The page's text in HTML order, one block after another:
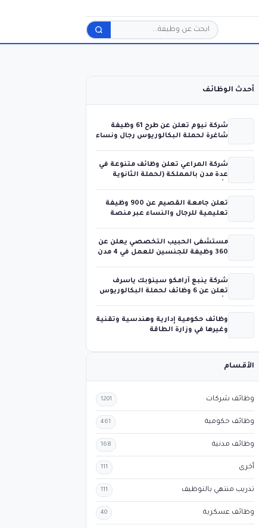
أحدث الوظائف
شركة نيوم تعلن عن طرح 61 وظيفة
شاغرة لحملة البكالوريوس رجال ونساء
شركة المراعي تعلن وظائف متنوعة في
عدة مدن بالمملكة (لحملة الثانوية
تعلن جامعة القصيم عن 900 وظيفة
تعليمية للرجال والنساء عبر منصة
مستشفى الحبيب التخصصي يعلن عن
360 وظيفة للجنسين للعمل في 4 مدن
شركة ينبع أرامكو سينوبك ياسرف
تعلن عن 6 وظائف لحملة البكالوريوس
وظائف حكومية إدارية وهندسية وتقنية
وغيرها في وزارة الطاقة
الأقسام
وظائف شركات 1201
وظائف حكومية 461
وظائف مدنية 168
أخرى 111
تدريب منتهي بالتوظيف 111
وظائف عسكرية 40